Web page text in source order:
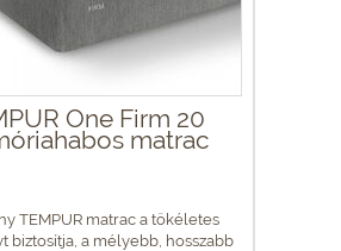
One Firm 20
matrac
TEMPUR matrac a tökéletes
biztosítja, a mélyebb, hosszabb